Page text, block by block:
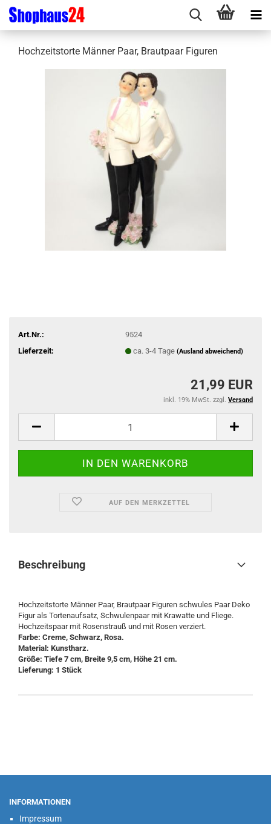
Hochzeitstorte Männer Paar, Brautpaar Figuren
Art.Nr.:
9524
Lieferzeit:
ca. 3-4 Tage (Ausland abweichend)
21,99 EUR
inkl. 19% MwSt. zzgl. Versand
AUF DEN MERKZETTEL
Beschreibung
Hochzeitstorte Männer Paar, Brautpaar Figuren schwules Paar Deko
Figur als Tortenaufsatz, Schwulenpaar mit Krawatte und Fliege.
Hochzeitspaar mit Rosenstrauß und mit Rosen verziert.
Farbe: Creme, Schwarz, Rosa.
Material: Kunstharz.
Größe: Tiefe 7 cm, Breite 9,5 cm, Höhe 21 cm.
Lieferung: 1 Stück
INFORMATIONEN
Impressum